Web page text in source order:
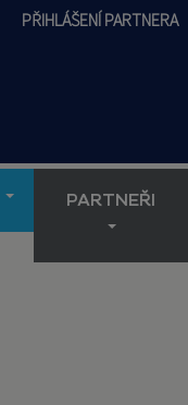
PŘIHLÁŠENÍ PARTNERA
PARTNEŘI